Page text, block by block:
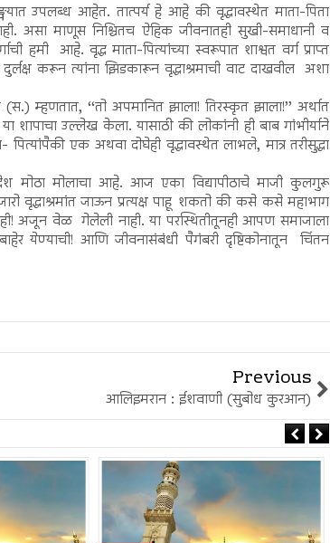
उपलब्ध आहेत. तात्पर्य हे आहे की वृद्धावस्थेत माता-पिता
असा माणूस निश्चितच ऐहिक जीवनातही सुखी-समाधानी व
हमी आहे. वृद्ध माता-पित्यांच्या स्वरूपात शाश्वत वर्ग प्राप्त
करून त्यांना झिडकारून वृद्धाश्रमाची वाट दाखवील अशा
‘‘तो अपमानित झाला! तिरस्कृत झाला!’’ अर्थात
उल्लेख केला. यासाठी की लोकांनी ही बाब गांभीर्याने
एक अथवा दोघेही वृद्धावस्थेत लाभले, मात्र तरीसुद्धा
मोठा मोलाचा आहे. आज एका विद्यापीठाचे माजी कुलगुरू
वृद्धाश्रमांत जाऊन प्रत्यक्ष पाहू शकतो की कसे कसे महाभाग
अजून वेळ गेलेली नाही. या परस्थितीतूनही आपण समाजाला
येण्याची! आणि जीवनासंबंधी पैगंबरी दृष्टिकोनातून चिंतन
Previous
आलिइमरान : ईशवाणी (सुबोध कुरआन)